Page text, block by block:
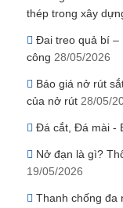
thép trong xây
Đai treo quả bí –
công 28/05/2026
Báo giá nở rút
của nở rút 28/05/
Đá cắt, Đá mài -
Nở đạn là gì?
19/05/2026
Thanh chống đa